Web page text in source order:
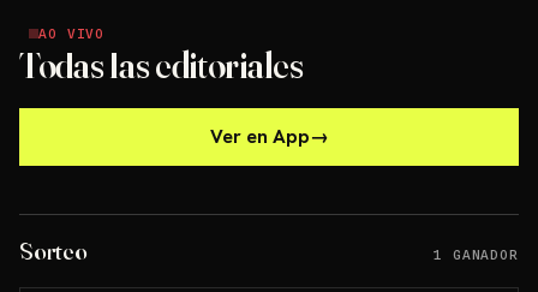
AO VIVO
AO VIVO
Todas las editoriales
Ver en App→
Sorteo 1 GANADOR